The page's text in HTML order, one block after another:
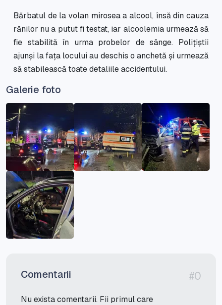
Bărbatul de la volan mirosea a alcool, însă din cauza
rănilor nu a putut fi testat, iar alcoolemia urmează să
fie stabilită în urma probelor de sânge. Polițiștii
ajunși la fața locului au deschis o anchetă și urmează
să stabilească toate detaliile accidentului.
Galerie foto
Comentarii #0
Nu exista comentarii. Fii primul care